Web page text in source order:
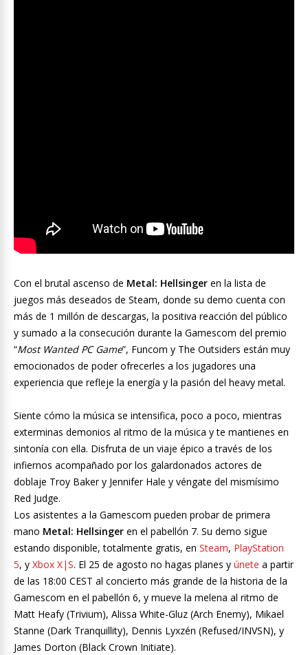
Con el brutal ascenso de Metal: Hellsinger en la lista de
juegos más deseados de Steam, donde su demo cuenta con
más de 1 millón de descargas, la positiva reacción del público
y sumado a la consecución durante la Gamescom del premio
“Most Wanted PC Game”, Funcom y The Outsiders están muy
emocionados de poder ofrecerles a los jugadores una
experiencia que refleje la energía y la pasión del heavy metal.
Siente cómo la música se intensifica, poco a poco, mientras
exterminas demonios al ritmo de la música y te mantienes en
sintonía con ella. Disfruta de un viaje épico a través de los
infiernos acompañado por los galardonados actores de
doblaje Troy Baker y Jennifer Hale y véngate del mismísimo
Red Judge.
Los asistentes a la Gamescom pueden probar de primera
mano Metal: Hellsinger en el pabellón 7. Su demo sigue
estando disponible, totalmente gratis, en Steam, PlayStation
5, y Xbox X|S. El 25 de agosto no hagas planes y únete a partir
de las 18:00 CEST al concierto más grande de la historia de la
Gamescom en el pabellón 6, y mueve la melena al ritmo de
Matt Heafy (Trivium), Alissa White-Gluz (Arch Enemy), Mikael
Stanne (Dark Tranquillity), Dennis Lyxzén (Refused/INVSN), y
James Dorton (Black Crown Initiate).